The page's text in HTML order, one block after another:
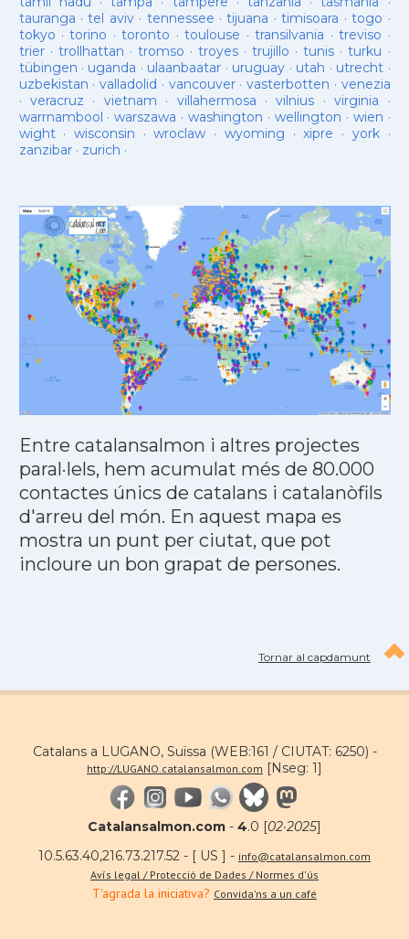
tauranga ·tel aviv· tennessee ·tijuana ·timisoara ·togo ·
tokyo ·torino ·toronto ·toulouse ·transilvania ·treviso ·
trier· trollhattan · tromso · troyes·trujillo ·tunis ·turku ·
tübingen · uganda · ulaanbaatar · uruguay · utah · utrecht ·
uzbekistan · valladolid · vancouver· vasterbotten · venezia
· veracruz · vietnam · villahermosa ·vilnius ·virginia ·
warrnambool ·warszawa ·washington · wellington · wien ·
wight· wisconsin ·wroclaw · wyoming ·xipre · york·
zanzibar· zurich ·
Entre catalansalmon i altres projectes
paral·lels, hem acumulat més de 80.000
contactes únics de catalans i catalanòfils
d'arreu del món. En aquest mapa es
mostra un punt per ciutat, que pot
incloure un bon grapat de persones.
Tornar al capdamunt
Catalans a LUGANO, Suïssa (WEB:161 / CIUTAT: 6250) -
http://LUGANO.catalansalmon.com [Nseg: 1]
Catalansalmon.com - 4.0 [02·2025]
10.5.63.40,216.73.217.52 - [ US ] - info@catalansalmon.com
Avís legal / Protecció de Dades / Normes d'ús
T'agrada la iniciativa? Convida'ns a un café